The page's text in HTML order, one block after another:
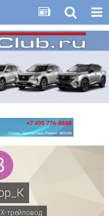
трейловод